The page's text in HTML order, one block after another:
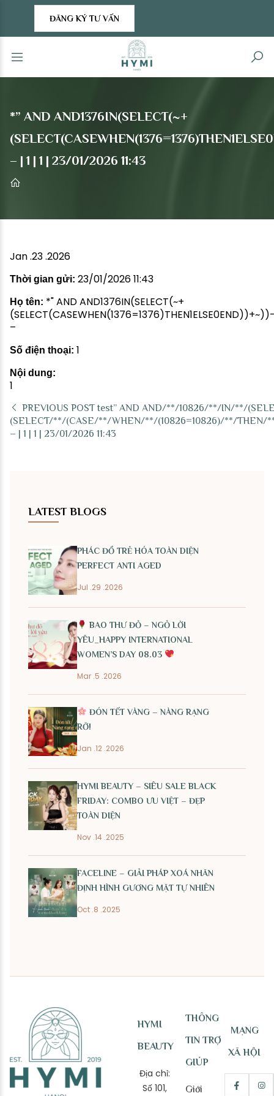
ĐĂNG KÝ TƯ VẤN
*” AND AND1376IN(SELECT(~+
– | 1 | 1 | 23/01/2026 11:43
Jan .23 .2026
Thời gian gửi: 23/01/2026 11:43
Họ tên: *" AND AND1376IN(SELECT(~+
–
Số điện thoại: 1
Nội dung:
1
PREVIOUS POST test” AND AND/**/10826/**/IN/**/
(SELECT/**/(CASE/**/WHEN/**/(10826=10826)/**/THEN/**/
– | 1 | 1 | 23/01/2026 11:43
LATEST BLOGS
PHÁC ĐỒ TRẺ HÓA TOÀN DIỆN
PERFECT ANTI AGED
Jul .29 .2026
BAO THƯ ĐỎ – NGỎ LỜI
YÊU_HAPPY INTERNATIONAL
WOMEN’S DAY 08.03
Mar .5 .2026
ĐÓN TẾT VÀNG – NÀNG RẠNG
RỠ!
Jan .12 .2026
HYMI BEAUTY – SIÊU SALE BLACK
FRIDAY: COMBO ƯU VIỆT – ĐẸP
TOÀN DIỆN
Nov .14 .2025
FACELINE – GIẢI PHÁP XOÁ NHĂN
ĐỊNH HÌNH GƯƠNG MẶT TỰ NHIÊN
Oct .8 .2025
HYMI
BEAUTY
Địa chỉ:
Số 101,
THÔNG
TIN TRỢ
GIÚP
Giới
MẠNG
XÃ HỘI